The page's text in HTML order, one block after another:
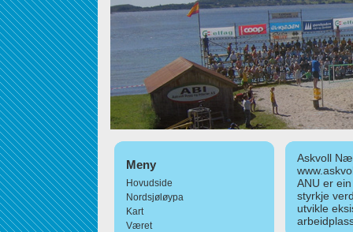
Meny
Hovudside
Nordsjøløypa
Kart
Været
Askvoll
ANU er
styrkje
utvikle